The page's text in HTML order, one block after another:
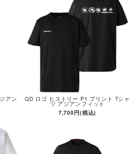
アン QD ロゴ ヒストリー P1 プリント Tシャ
ツ アジアンフィット
7,700円(税込)